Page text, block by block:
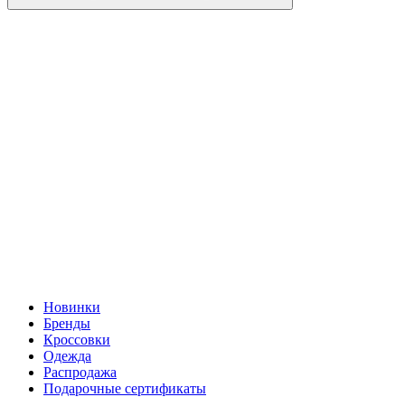
Новинки
Бренды
Кроссовки
Одежда
Распродажа
Подарочные сертификаты